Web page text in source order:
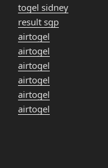
togel sidney
result sgp
airtogel
airtogel
airtogel
airtogel
airtogel
airtogel